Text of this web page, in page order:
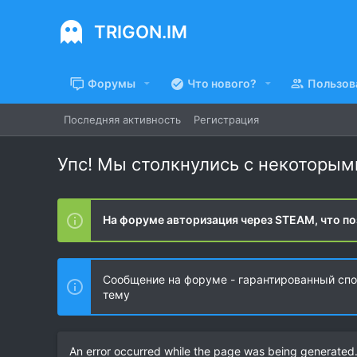
TRIGON.IM
Форумы Что нового?
Последняя активность Регистрация
Упс! Мы столкнулись с
На форуме авторизация через STEAM, что
Сообщение на форуме - гарантированный
тему
An error occurred while the page was being